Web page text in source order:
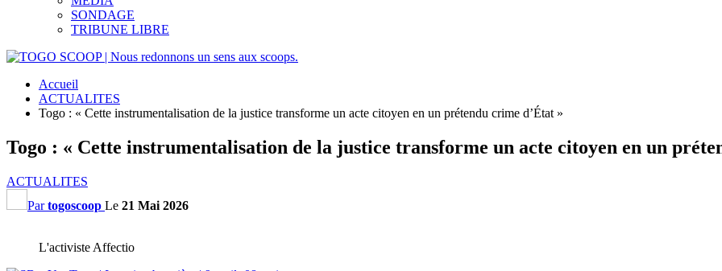
SONDAGE
TRIBUNE LIBRE
Accueil
ACTUALITES
Togo : « Cette instrumentalisation de la justice transforme un acte citoyen en un prétendu crime d’État »
Togo : « Cette instrumentalisation de la justice transforme un acte citoyen en un
ACTUALITES
Partogoscoop Le 21 Mai 2026
L'activiste Affectio